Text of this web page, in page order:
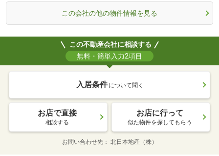
この会社の他の物件情報を見る
この不動産会社に相談する
無料・簡単入力2項目
入居条件 について聞く
お店で直接
相談する
お店に行って
似た物件を探してもらう
お問い合わせ先 北日本地産（株）